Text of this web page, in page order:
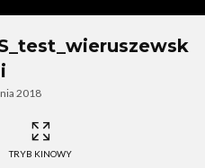
i
2018
TRYB KINOWY